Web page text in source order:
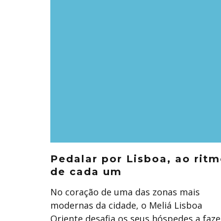
Pedalar por Lisboa, ao
de cada um
No coração de uma das zonas mais
modernas da cidade, o Meliá Lisboa
Oriente desafia os seus hóspedes a